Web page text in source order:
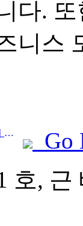
다.
니스
Prev:2024 중국호텔투자포럼 북경에서 성공적으로 개최
Go
호,